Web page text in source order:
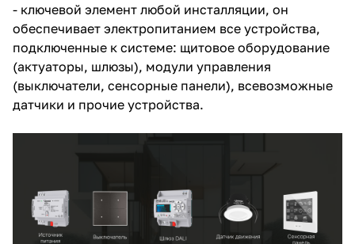
- ключевой элемент любой инсталляции, он
обеспечивает электропитанием все устройства,
подключенные к системе: щитовое оборудование
(актуаторы, шлюзы), модули управления
(выключатели, сенсорные панели), всевозможные
датчики и прочие устройства.